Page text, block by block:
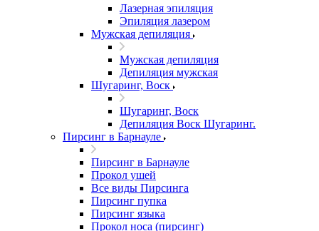
Лазерная эпиляция
Эпиляция лазером
Мужская депиляция
Мужская депиляция
Депиляция мужская
Шугаринг, Воск
Шугаринг, Воск
Депиляция Воск Шугаринг.
Пирсинг в Барнауле
Пирсинг в Барнауле
Прокол ушей
Все виды Пирсинга
Пирсинг пупка
Пирсинг языка
Прокол носа (пирсинг)